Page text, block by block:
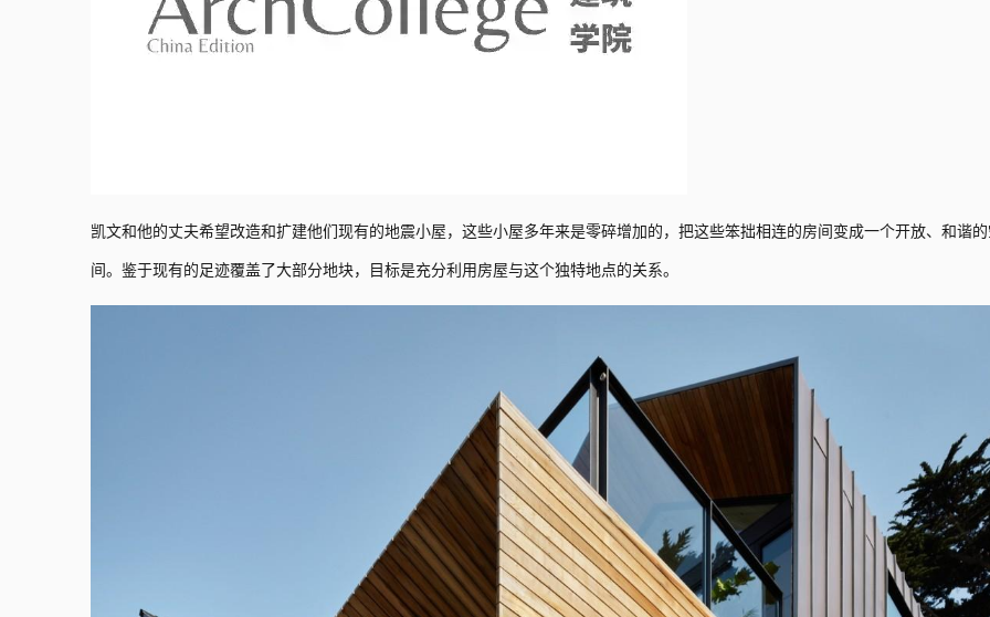
凯文和他的丈夫希望改造和扩建他们现有的地震小屋，这些小屋多年来是零碎增加的，把这些笨拙相连的房间变成一个开放、和谐
间。鉴于现有的足迹覆盖了大部分地块，目标是充分利用房屋与这个独特地点的关系。